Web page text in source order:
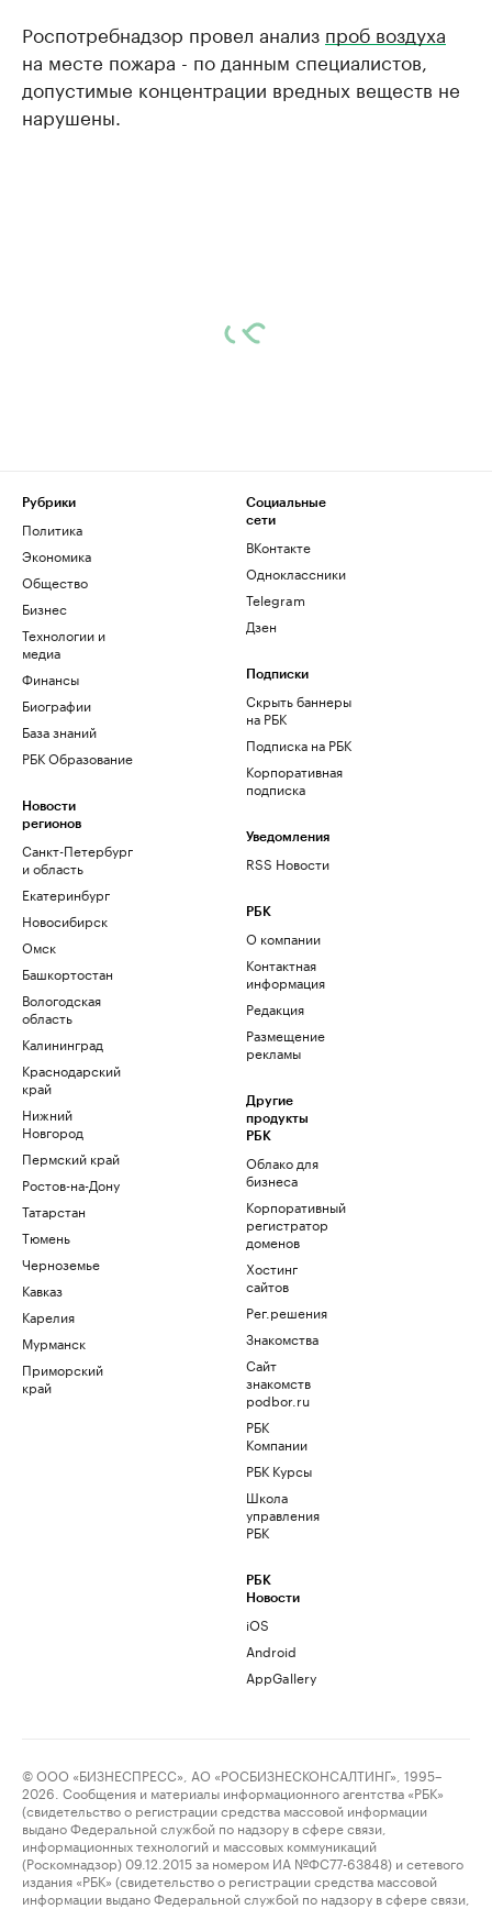
Роспотребнадзор провел анализ проб воздуха
на месте пожара - по данным специалистов,
допустимые концентрации вредных веществ не
нарушены.
Рубрики
Политика
Экономика
Общество
Бизнес
Технологии и
медиа
Финансы
Биографии
База знаний
РБК Образование
Новости
регионов
Санкт-Петербург
и область
Екатеринбург
Новосибирск
Омск
Башкортостан
Вологодская
область
Калининград
Краснодарский
край
Нижний
Новгород
Пермский край
Ростов-на-Дону
Татарстан
Тюмень
Черноземье
Кавказ
Карелия
Мурманск
Приморский
край
Социальные
сети
ВКонтакте
Одноклассники
Telegram
Дзен
Подписки
Скрыть баннеры
на РБК
Подписка на РБК
Корпоративная
подписка
Уведомления
RSS Новости
РБК
О компании
Контактная
информация
Редакция
Размещение
рекламы
Другие
продукты
РБК
Облако для
бизнеса
Корпоративный
регистратор
доменов
Хостинг
сайтов
Рег.решения
Знакомства
Сайт
знакомств
podbor.ru
РБК
Компании
РБК Курсы
Школа
управления
РБК
РБК
Новости
iOS
Android
AppGallery
© ООО «БИЗНЕСПРЕСС», АО «РОСБИЗНЕСКОНСАЛТИНГ», 1995–
2026. Сообщения и материалы информационного агентства «РБК»
(свидетельство о регистрации средства массовой информации
выдано Федеральной службой по надзору в сфере связи,
информационных технологий и массовых коммуникаций
(Роскомнадзор) 09.12.2015 за номером ИА №ФС77-63848) и сетевого
издания «РБК» (свидетельство о регистрации средства массовой
информации выдано Федеральной службой по надзору в сфере связи,